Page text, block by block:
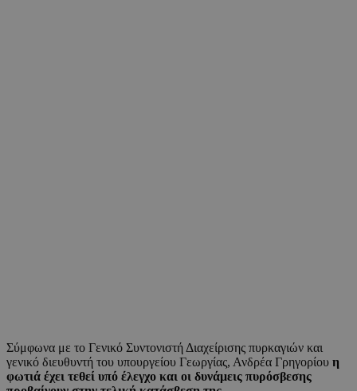
Σύμφωνα με το Γενικό Συντονιστή Διαχείρισης πυρκαγιών και
γενικό διευθυντή του υπουργείου Γεωργίας, Ανδρέα Γρηγορίου η
φωτιά έχει τεθεί υπό έλεγχο και οι δυνάμεις πυρόσβεσης